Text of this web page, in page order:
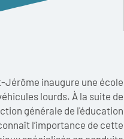
Jérôme inaugure une école
lourds. À la suite de
générale de l'éducation
l’importance de cette